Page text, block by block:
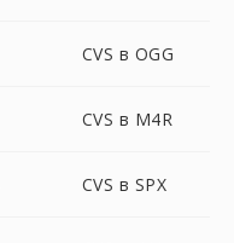
CVS в OGG
CVS в M4R
CVS в SPX